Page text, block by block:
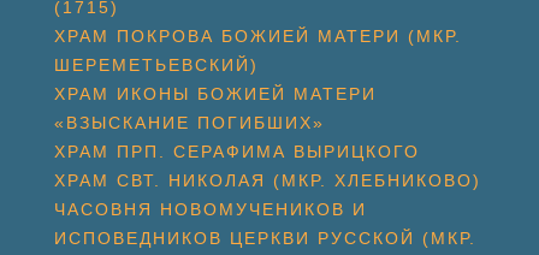
(1715)
ХРАМ ПОКРОВА БОЖИЕЙ МАТЕРИ (МКР.
ШЕРЕМЕТЬЕВСКИЙ)
ХРАМ ИКОНЫ БОЖИЕЙ МАТЕРИ
«ВЗЫСКАНИЕ ПОГИБШИХ»
ХРАМ ПРП. СЕРАФИМА ВЫРИЦКОГО
ХРАМ СВТ. НИКОЛАЯ (МКР. ХЛЕБНИКОВО)
ЧАСОВНЯ НОВОМУЧЕНИКОВ И
ИСПОВЕДНИКОВ ЦЕРКВИ РУССКОЙ (МКР.